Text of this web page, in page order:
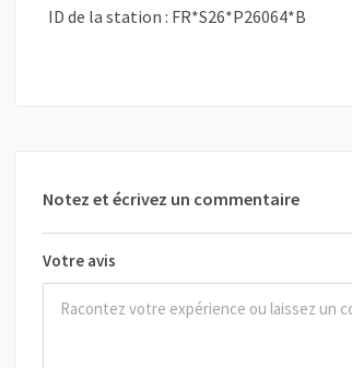
ID de la station : FR*S26*P26064*B
Notez et écrivez un commentaire
Votre avis